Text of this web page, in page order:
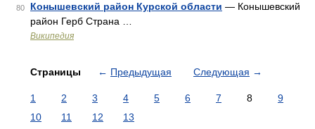
80 Конышевский район Курской области — Конышевский
район Герб Страна …
Википедия
Страницы ← Предыдущая Следующая →
1 2 3 4 5 6 7 8
9
10
11 12 13